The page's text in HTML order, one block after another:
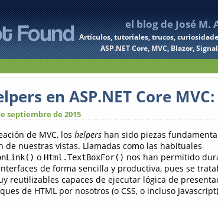
el blog de José M.
Artículos, tutoriales, trucos,
ASP.NET Core, MVC, Blazor,
en ASP.NET Core
septiembre de 2015
de MVC, los helpershan sido piezas
de nuestras vistas. Llamadas como las habituales
o Html.TextBoxFor() nos han permitido
de forma sencilla y productiva, pues se
reutilizables capaces de ejecutar lógica de
de HTML por nosotros (o CSS, o incluso